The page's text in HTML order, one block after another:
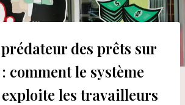
des prêts sur
comment le système
les travailleurs